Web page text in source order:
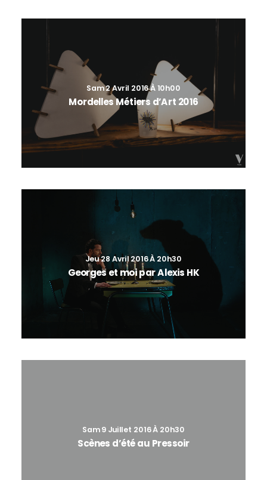
Sam 2 Avril 2016 À 10h00
Mordelles Métiers d’Art 2016
Jeu 28 Avril 2016 À 20h30
Georges et moi par Alexis HK
Sam 9 Juillet 2016 À 20h30
Scènes d’été au Pressoir